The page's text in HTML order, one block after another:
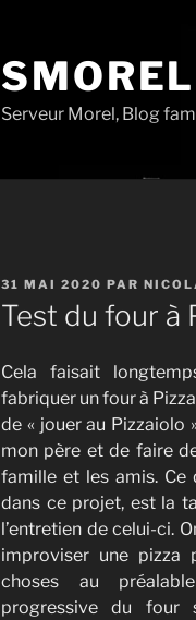
Serveur Morel, Blog
PUBLIÉ
LE
31 MAI 2020 PAR
Test du four à
Cela faisait
fabriquer un four à
de « jouer au Pizzaiolo
mon père et de faire
famille et les amis. Ce
dans ce projet, est la
l’entretien de celui-ci.
improviser une pizza
choses au
progressive du four